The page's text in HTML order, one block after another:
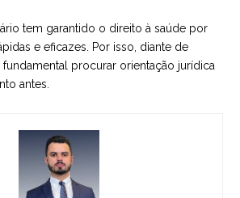
tem garantido o direito à saúde por
e eficazes. Por isso, diante de
fundamental procurar orientação jurídica
antes.